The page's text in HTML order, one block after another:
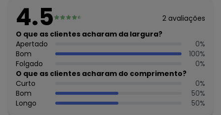
Decote Frente : Redondo
Decote Costas: Redondo
Fornecedor: MARISOL VESTUARIO S.A. / CNPJ
20.454.870/0015-4
Feito: Brasil
Cuidados para conservação do produto: NÃO ALVEJAR, NÃO
LAVAR A SECO, NÃO SECAR EM TAMBOR
Tecido: MALHA
Composição: ALGODÃO 96% ELASTANO 4%
Histórico de preços
4.5 2 avaliações
O que as clientes acharam da largura?
Apertado
0%
Bom
100%
Folgado
0%
O que as clientes acharam do comprimento?
Curto
0%
Bom
50%
Longo
50%